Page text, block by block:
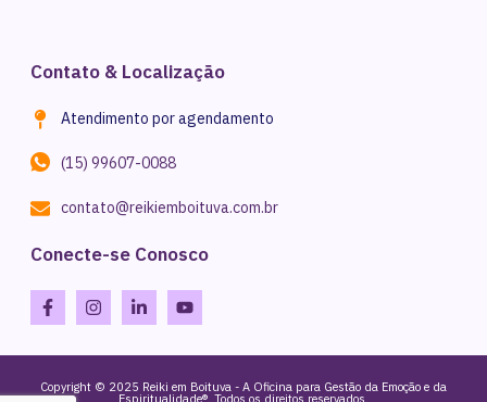
Contato & Localização
Atendimento por agendamento
(15) 99607-0088
contato@reikiemboituva.com.br
Conecte-se Conosco
Copyright © 2025 Reiki em Boituva - A Oficina para Gestão da Emoção e da